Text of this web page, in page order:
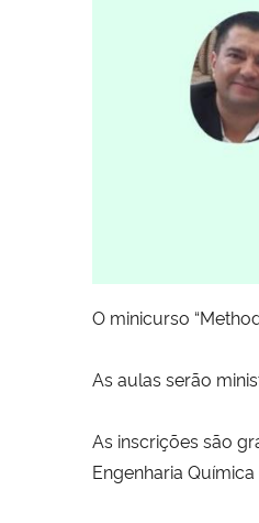
O minicurso
As aulas serão
As inscrições são
Engenharia